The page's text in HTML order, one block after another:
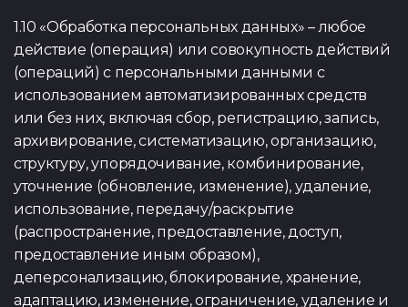
1.10 «Обработка персональных данных» – любое
действие (операция) или совокупность действий
(операций) с персональными данными с
использованием автоматизированных средств
или без них, включая сбор, регистрацию, запись,
архивирование, систематизацию, организацию,
структуру, упорядочивание, комбинирование,
уточнение (обновление, изменение), удаление,
использование, передачу/раскрытие
(распространение, предоставление, доступ,
предоставление иным образом),
деперсонализацию, блокирование, хранение,
адаптацию, изменение, ограничение, удаление и